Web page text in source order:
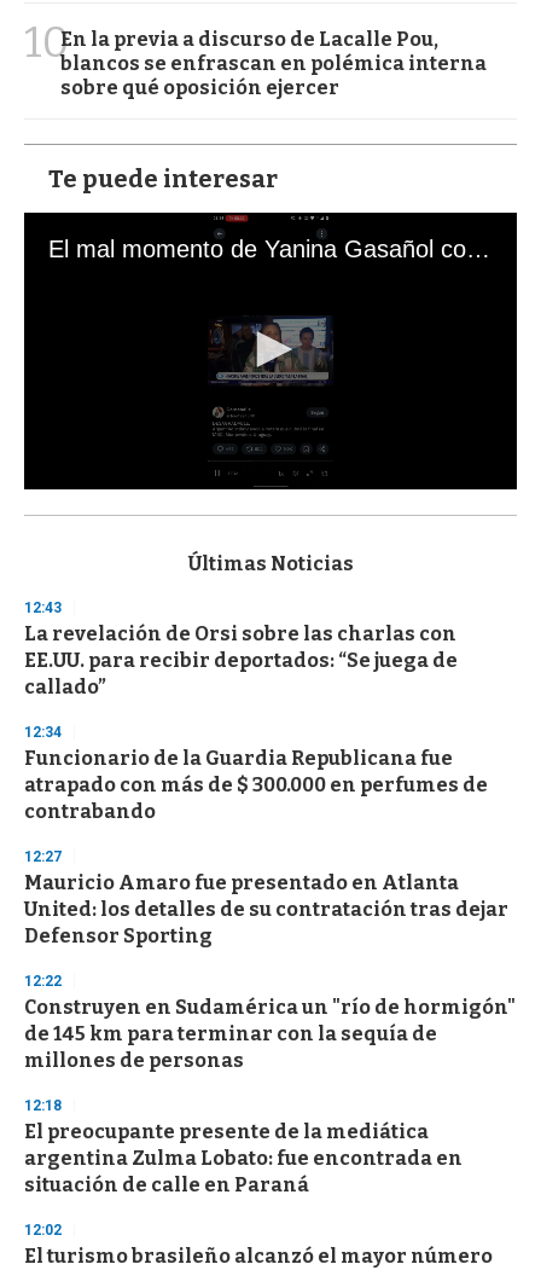
10En la previa a discurso de Lacalle Pou,
blancos se enfrascan en polémica interna
sobre qué oposición ejercer
Te puede interesar
El mal momento de Yanina Gasañol con un hincha argentino en "Subrayado"
s
d
s
o
f
3
s
e
c
o
n
Últimas Noticias
12:43
La revelación de Orsi sobre las charlas con
EE.UU. para recibir deportados: “Se juega de
callado”
12:34
Funcionario de la Guardia Republicana fue
atrapado con más de $ 300.000 en perfumes de
contrabando
12:27
Mauricio Amaro fue presentado en Atlanta
United: los detalles de su contratación tras dejar
Defensor Sporting
12:22
Construyen en Sudamérica un "río de hormigón"
de 145 km para terminar con la sequía de
millones de personas
12:18
El preocupante presente de la mediática
argentina Zulma Lobato: fue encontrada en
situación de calle en Paraná
12:02
El turismo brasileño alcanzó el mayor número